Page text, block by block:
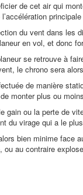
de cet air qui
du vent dans les
en vol, et donc
se retrouve à
le chrono sera
de manière
monter plus ou
gain ou la perte de
du virage qui a le
bien minime face
au contraire